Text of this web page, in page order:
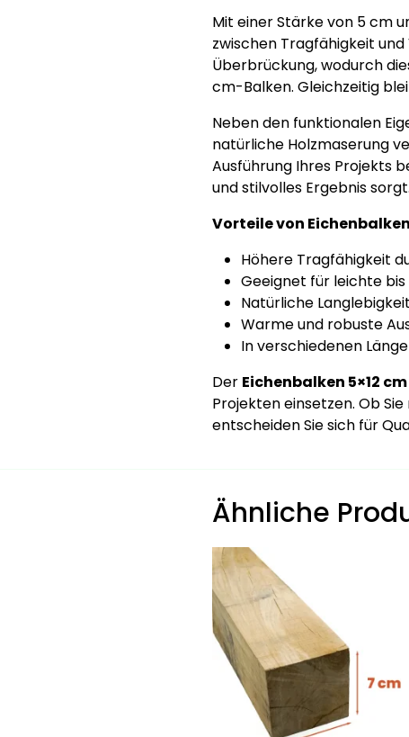
Mit einer Stärke von 5 cm
zwischen Tragfähigkeit
Überbrückung, wodurch
cm-Balken. Gleichzeitig
Neben den funktionalen
natürliche Holzmaserung
Ausführung Ihres Projekts
und stilvolles Ergebnis sorgt.
Vorteile von Eichenbalken
Höhere Tragfähigkeit
Geeignet für leichte
Natürliche
Warme und robuste
In verschiedenen
Der Eichenbalken 5×12 cm
Projekten einsetzen. Ob
entscheiden Sie sich für
Ähnliche
Dieses
Produkt
weist
mehrere
Varianten
auf.
Optionen
können